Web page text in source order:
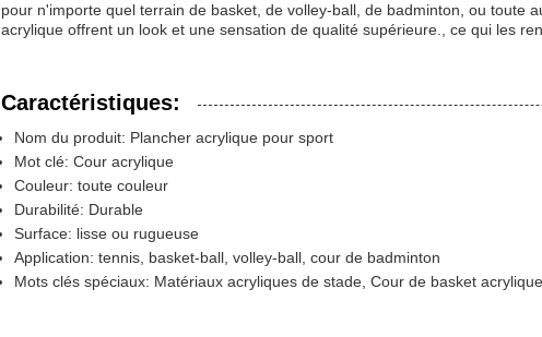
pour n'importe quel terrain de basket, de volley-ball, de badminton, ou toute
acrylique offrent un look et une sensation de qualité supérieure., ce qui les
Caractéristiques:
Nom du produit: Plancher acrylique pour sport
Mot clé: Cour acrylique
Couleur: toute couleur
Durabilité: Durable
Surface: lisse ou rugueuse
Application: tennis, basket-ball, volley-ball, cour de badminton
Mots clés spéciaux: Matériaux acryliques de stade, Cour de basket